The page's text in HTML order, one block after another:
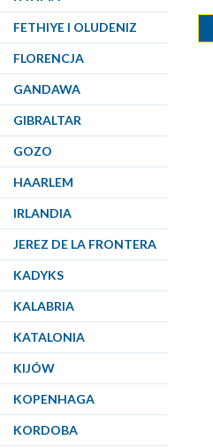
FETHIYE I OLUDENIZ
FLORENCJA
GANDAWA
GIBRALTAR
GOZO
HAARLEM
IRLANDIA
JEREZ DE LA FRONTERA
KADYKS
KALABRIA
KATALONIA
KIJÓW
KOPENHAGA
KORDOBA